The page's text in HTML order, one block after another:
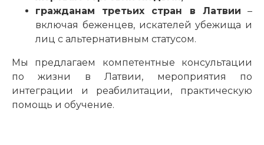
гражданам третьих стран в Латвии –
включая беженцев, искателей убежища и
лиц с альтернативным статусом.
Мы предлагаем компетентные консультации
по жизни в Латвии, мероприятия по
интеграции и реабилитации, практическую
помощь и обучение.